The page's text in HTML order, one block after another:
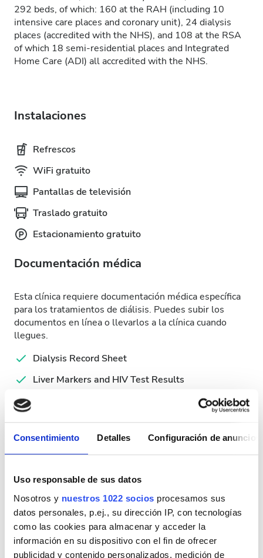
Consentimiento Detalles Configuración de anuncios
Uso responsable de sus datos
Nosotros y nuestros 1022 socios procesamos sus
datos personales, p.ej., su dirección IP, con tecnologías
como las cookies para almacenar y acceder la
información en su dispositivo con el fin de ofrecer
publicidad y contenido personalizados, medición de
292 beds, of which: 160 at the RAH (including 10
intensive care places and coronary unit), 24 dialysis
places (accredited with the NHS), and 108 at the RSA
of which 18 semi-residential places and Integrated
Home Care (ADI) all accredited with the NHS.
Instalaciones
Refrescos
WiFi gratuito
Pantallas de televisión
Traslado gratuito
Estacionamiento gratuito
Documentación médica
Esta clínica requiere documentación médica específica
para los tratamientos de diálisis. Puedes subir los
documentos en línea o llevarlos a la clínica cuando
llegues.
Dialysis Record Sheet
Liver Markers and HIV Test Results
Simplified Hemodialysis Form
Valid ID
Días de tratamiento disponibles
Agosto 2026